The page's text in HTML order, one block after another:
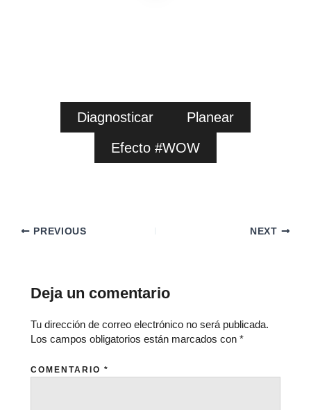
Diagnosticar
Planear
Efecto #WOW
PREVIOUS NEXT
Deja un comentario
Tu dirección de correo electrónico no será publicada.
Los campos obligatorios están marcados con*
COMENTARIO*